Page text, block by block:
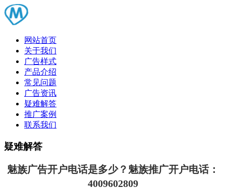
网站首页
关于我们
广告样式
产品介绍
常见问题
广告资讯
疑难解答
推广案例
联系我们
疑难解答
魅族广告开户电话是多少？魅族推广开户电话：
4009602809